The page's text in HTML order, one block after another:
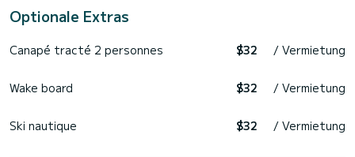
Optionale Extras
Canapé tracté 2 personnes $32 / Vermietung
Wake board $32 / Vermietung
Ski nautique $32 / Vermietung